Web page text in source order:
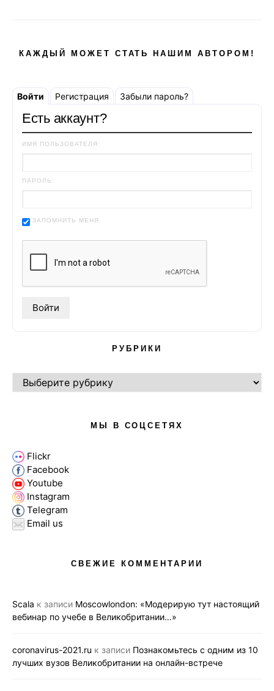
КАЖДЫЙ МОЖЕТ СТАТЬ НАШИМ АВТОРОМ!
Войти Регистрация Забыли пароль?
Есть аккаунт?
ИМЯ ПОЛЬЗОВАТЕЛЯ:
ПАРОЛЬ:
ЗАПОМНИТЬ МЕНЯ
РУБРИКИ
МЫ В СОЦСЕТЯХ
Flickr
Facebook
Youtube
Instagram
Telegram
Email us
СВЕЖИЕ КОММЕНТАРИИ
Scala к записи Moscowlondon: «Модерирую тут настоящий
вебинар по учебе в Великобритании…»
coronavirus-2021.ru к записи Познакомьтесь с одним из 10
лучших вузов Великобритании на онлайн-встрече